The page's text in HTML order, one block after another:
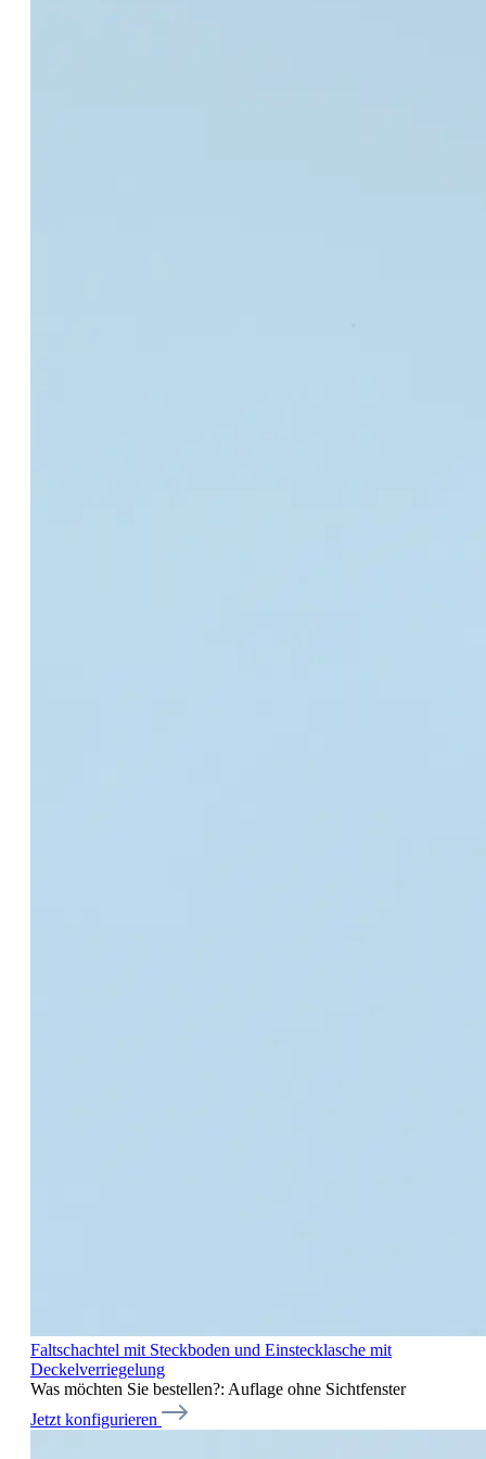
Faltschachtel mit Steckboden und Einstecklasche mit
Deckelverriegelung
Was möchten Sie bestellen?: Auflage ohne Sichtfenster
Jetzt konfigurieren